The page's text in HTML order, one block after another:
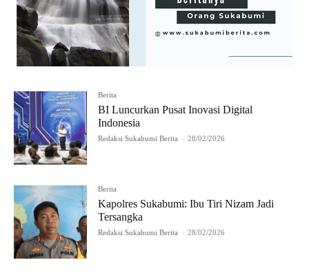
Berita
BI Luncurkan Pusat Inovasi Digital
Indonesia
Redaksi Sukabumi Berita - 28/02/2026
Berita
Kapolres Sukabumi: Ibu Tiri Nizam Jadi
Tersangka
Redaksi Sukabumi Berita - 28/02/2026